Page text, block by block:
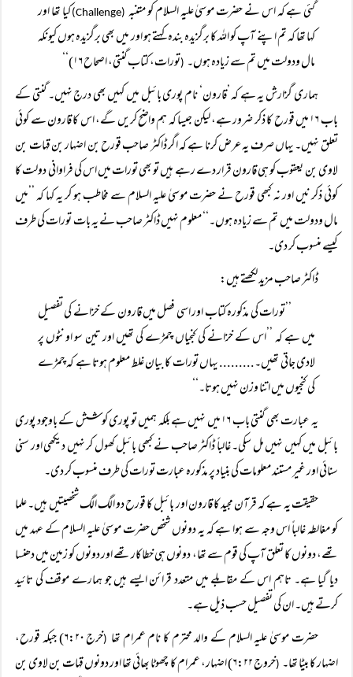
گئی ہے کہ اس نے حضرت موسیٰ علیہ السلام کو متنبہ (Challenge)
کیا تھا اور
کہا تھا کہ تم اپنے آپ کو اللہ کا برگزیدہ بندہ کہتے ہو اور میں بھی برگزیدہ ہوں کیونکہ
مال ودولت میں تم سے زیادہ ہوں۔ (تورات، کتاب گنتی، اصحاح ۱۶)‘‘
ہماری گزارش یہ ہے کہ ’قارون‘ نام پوری بائبل میں کہیں بھی درج نہیں۔ گنتی کے
باب ۱۶ میں قورح کا ذکر ضرور ہے، لیکن جیسا کہ ہم واضح کریں گے، اس کا قارون سے کوئی
تعلق نہیں۔ یہاں صرف یہ عرض کرنا ہے کہ اگر ڈاکٹر صاحب قورح بن اضہار بن قہات بن
لاوی بن یعقوب کو ہی قارون قرار دے رہے ہیں تو بھی تورات میں اس کی فراوانی دولت کا
کوئی ذکر نیں اور نہ کبھی قورح نے حضرت موسیٰ علیہ السلام سے مخاطب ہو کر یہ کہا کہ ’’میں
مال ودولت میں تم سے زیادہ ہوں۔‘‘ معلوم نہیں ڈاکٹر صاحب نے یہ بات تورات کی طرف
کیسے منسوب کر دی۔
ڈاکٹر صاحب مزید لکھتے ہیں:
’’تورات کی مذکورہ کتاب اور اسی فصل میں قارون کے خزانے کی تفصیل
میں ہے کہ ’’اس کے خزانے کی کنجیاں چمڑے کی تھیں اور تین سو اونٹوں پر
لادی جاتی تھیں۔......... یہاں تورات کا بیان غلط معلوم ہوتا ہے کہ چمڑے
کی کنجیوں میں اتنا وزن نہیں ہوتا۔‘‘
یہ عبارت بھی گنتی باب ۱۶ میں نہیں ہے بلکہ ہمیں تو پوری کوشش کے باوجود پوری
بائبل میں کہیں نہیں مل سکی۔ غالباً ڈاکٹر صاحب نے کبھی بائبل کھول کر نہیں دیکھی اور سنی
سنائی اور غیر مستند معلومات کی بنیاد پر مذکورہ عبارت تورات کی طرف منسوب کر دی۔
حقیقت یہ ہے کہ قرآن مجید کا قارون اور بائبل کا قورح دو الگ الگ شخصیتیں ہیں۔ علما
کو مغالطہ غالباً اس وجہ سے ہوا ہے کہ یہ دونوں شخص حضرت موسیٰ علیہ السلام کے عہد میں
تھے، دونوں کا تعلق آپ کی قوم سے تھا، دونوں ہی خطاکار تھے اور دونوں کو زمین میں دھنسا
دیا گیا ہے۔ تاہم اس کے مقابلے میں متعدد قرائن ایسے ہیں جو ہمارے موقف کی تائید
کرتے ہیں۔ ان کی تفصیل حسب ذیل ہے۔
حضرت موسیٰ علیہ السلام کے والد محترم کا نام عمرام تھا (
خرج ۶:۲۰) جبکہ قورح،
اضہار کا بیٹا تھا۔ (
خروج ۶:۲۲) اضہار، عمرام کا چھوٹا بھائی تھا اور دونوں قہات بن لاوی بن